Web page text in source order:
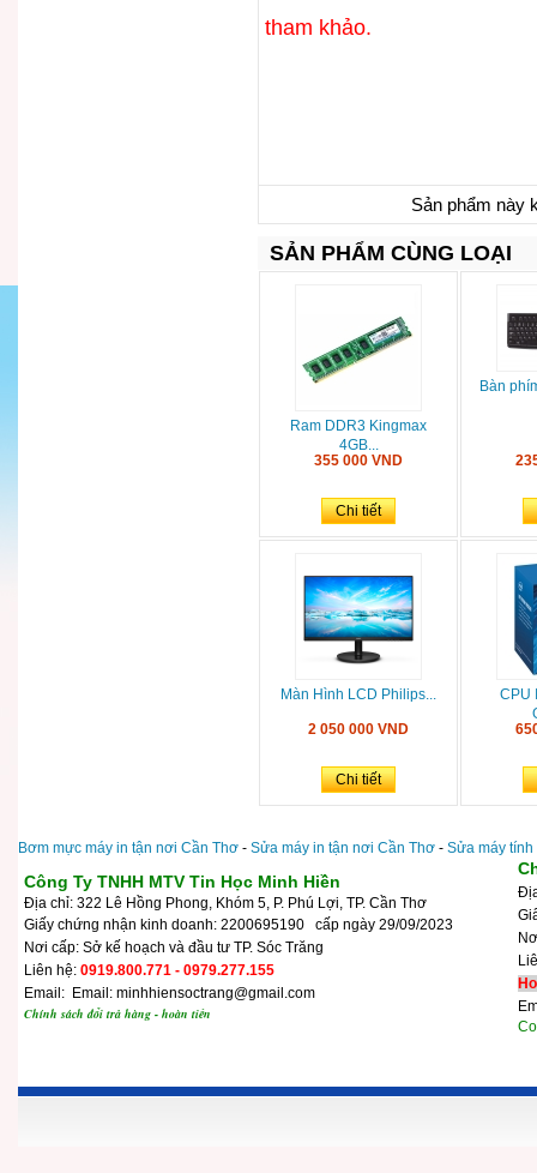
tham khảo.
Sản phẩm này
SẢN PHẨM CÙNG LOẠI
Ram DDR3 Kingmax
4GB...
355 000 VND
Chi tiết
Bàn
Màn Hình LCD Philips...
2 050 000 VND
Chi tiết
CPU
Bơm mực máy in tận nơi Cần Thơ - Sửa máy in tận nơi Cần Thơ - Sửa máy
Công Ty TNHH MTV Tin Học Minh Hiền
Địa chỉ: 322 Lê Hồng Phong, Khóm 5, P. Phú Lợi, TP. Cần Thơ
Giấy chứng nhận kinh doanh: 2200695190 cấp ngày 29/09/2023
Nơi cấp: Sở kế hoạch và đầu tư TP. Sóc Trăng
Liên hệ: 0919.800.771 - 0979.277.155
Email: Email: minhhiensoctrang@gmail.com
Chính sách đổi trả hàng - hoàn tiền